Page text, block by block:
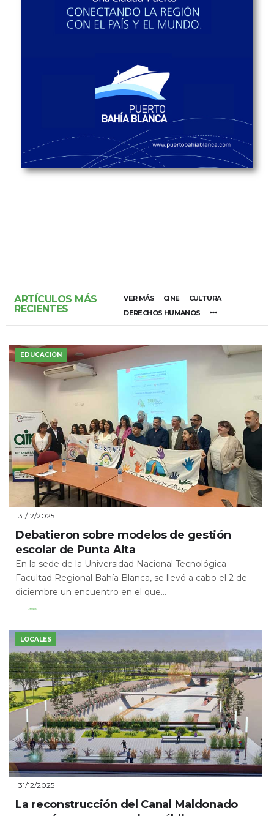
ARTÍCULOS MÁS
RECIENTES
VER MÁS CINE
CULTURA
DERECHOS HUMANOS
EDUCACIÓN
31/12/2025
Debatieron sobre modelos de gestión
escolar de Punta Alta
En la sede de la Universidad Nacional Tecnológica
Facultad Regional Bahía Blanca, se llevó a cabo el 2 de
diciembre un encuentro en el que...
Leer Más
LOCALES
31/12/2025
La reconstrucción del Canal Maldonado